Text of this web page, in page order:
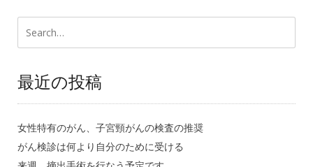
最近の投稿
女性特有のがん、子宮頸がんの検査の推奨
がん検診は何より自分のために受ける